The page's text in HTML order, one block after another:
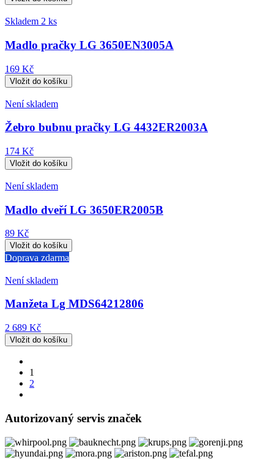
Skladem 2 ks
Madlo pračky LG 3650EN3005A
169 Kč
Není skladem
Žebro bubnu pračky LG 4432ER2003A
174 Kč
Není skladem
Madlo dveří LG 3650ER2005B
89 Kč
Doprava zdarma
Není skladem
Manžeta Lg MDS64212806
2 689 Kč
1
2
Autorizovaný servis značek